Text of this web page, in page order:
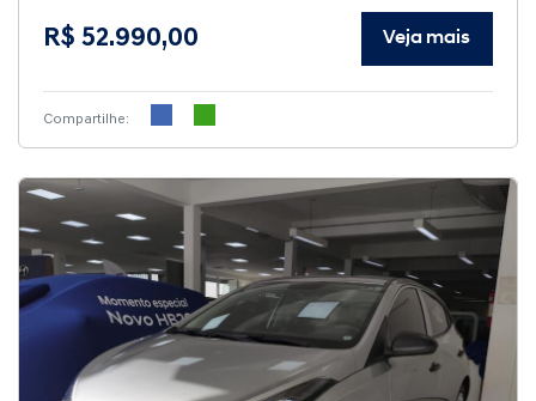
R$ 52.990,00 Veja mais
Compartilhe: